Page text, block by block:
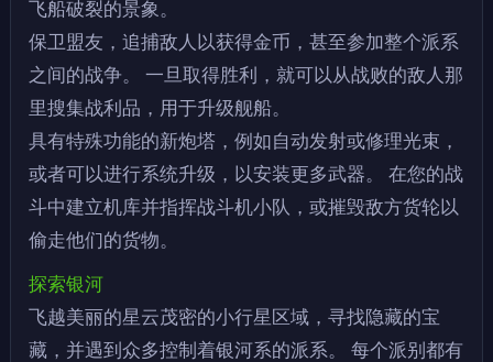
飞船破裂的景象。
保卫盟友，追捕敌人以获得金币，甚至参加整个派系
之间的战争。 一旦取得胜利，就可以从战败的敌人那
里搜集战利品，用于升级舰船。
具有特殊功能的新炮塔，例如自动发射或修理光束，
或者可以进行系统升级，以安装更多武器。 在您的战
斗中建立机库并指挥战斗机小队，或摧毁敌方货轮以
偷走他们的货物。
探索银河
飞越美丽的星云茂密的小行星区域，寻找隐藏的宝
藏，并遇到众多控制着银河系的派系。 每个派别都有